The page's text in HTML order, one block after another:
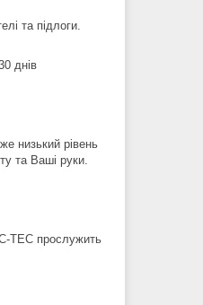
та підлоги.
днів
низький рівень
та Ваші руки.
TEC прослужить